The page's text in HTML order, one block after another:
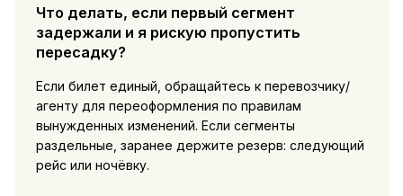
Что делать, если первый сегмент
задержали и я рискую пропустить
пересадку?
Если билет единый, обращайтесь к перевозчику/
агенту для переоформления по правилам
вынужденных изменений. Если сегменты
раздельные, заранее держите резерв: следующий
рейс или ночёвку.